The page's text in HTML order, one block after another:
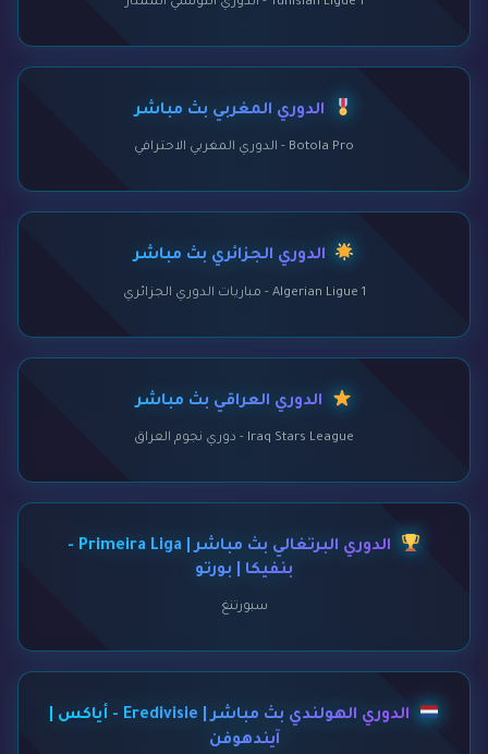
الدوري المغربي بث مباشر
Botola Pro - الدوري المغربي الاحترافي
الدوري الجزائري بث مباشر
Algerian Ligue 1 - مباريات الدوري الجزائري
الدوري العراقي بث مباشر
Iraq Stars League - دوري نجوم العراق
الدوري البرتغالي بث مباشر | Primeira Liga -
بنفيكا | بورتو
سبورتنغ
الدوري الهولندي بث مباشر | Eredivisie - أياكس |
آيندهوفن